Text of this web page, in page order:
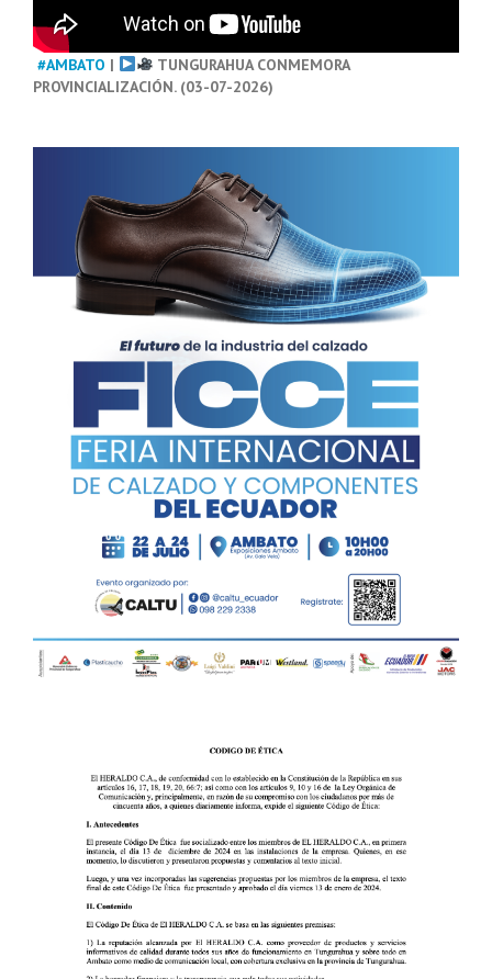
#AMBATO |
TUNGURAHUA CONMEMORA
PROVINCIALIZACIÓN. (03-07-2026)